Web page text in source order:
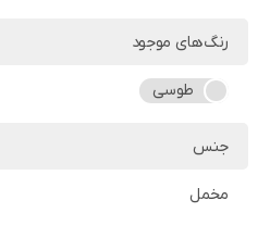
رنگ‌های موجود
طوسی
جنس
مخمل